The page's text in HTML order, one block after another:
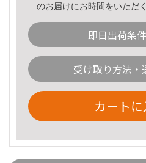
のお届けにお時間をいただ
即日出荷条
受け取り方法・
カート